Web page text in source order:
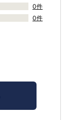
0件
0件